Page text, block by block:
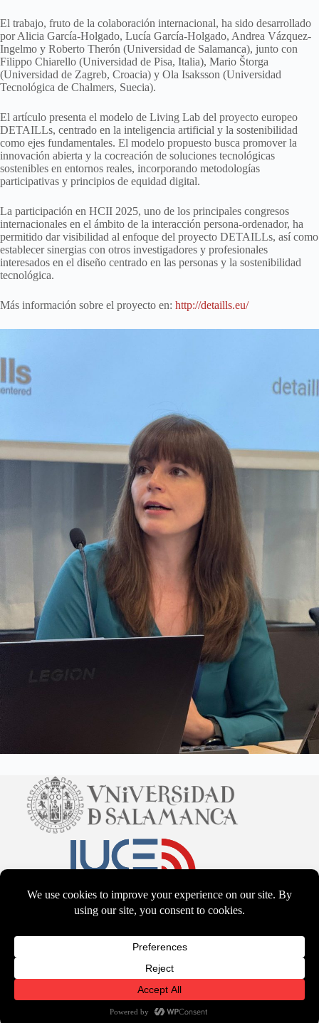
El trabajo, fruto de la colaboración internacional, ha sido desarrollado
por Alicia García-Holgado, Lucía García-Holgado, Andrea Vázquez-
Ingelmo y Roberto Therón (Universidad de Salamanca), junto con
Filippo Chiarello (Universidad de Pisa, Italia), Mario Štorga
(Universidad de Zagreb, Croacia) y Ola Isaksson (Universidad
Tecnológica de Chalmers, Suecia).
El artículo presenta el modelo de Living Lab del proyecto europeo
DETAILLs, centrado en la inteligencia artificial y la sostenibilidad
como ejes fundamentales. El modelo propuesto busca promover la
innovación abierta y la cocreación de soluciones tecnológicas
sostenibles en entornos reales, incorporando metodologías
participativas y principios de equidad digital.
La participación en HCII 2025, uno de los principales congresos
internacionales en el ámbito de la interacción persona-ordenador, ha
permitido dar visibilidad al enfoque del proyecto DETAILLs, así como
establecer sinergias con otros investigadores y profesionales
interesados en el diseño centrado en las personas y la sostenibilidad
tecnológica.
Más información sobre el proyecto en: http://detaills.eu/
CC BY-NS-SA 4.0